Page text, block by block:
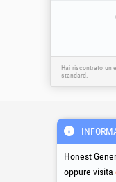
Hai riscontrato un
standard.
Honest
oppure visita